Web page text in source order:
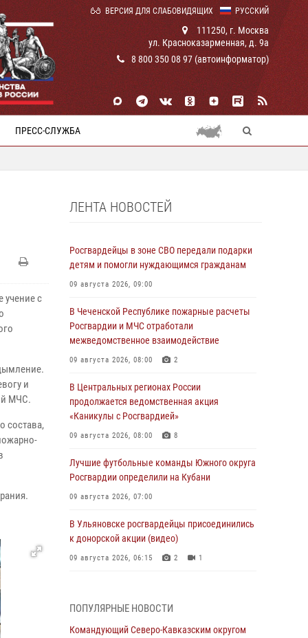
РУССКИЙ
ВЕРСИЯ ДЛЯ СЛАБОВИДЯЩИХ
111250, г. Москва
ул. Красноказарменная, д. 9а
8 800 350 08 97 (автоинформатор)
ПРЕСС-СЛУЖБА
учение с
и
МЧС.
состава,
ЛЕНТА НОВОСТЕЙ
Росгвардейцы в зоне СВО передали подарки
детям и помогли нуждающимся гражданам
09 августа 2026, 09:00
В Чеченской Республике пожарные расчеты
Росгвардии и МЧС отработали
межведомственное взаимодействие
09 августа 2026, 08:00 2
В Центральных регионах России
продолжается ведомственная акция
«Каникулы с Росгвардией»
09 августа 2026, 08:00 8
Лучшие футбольные команды Южного округа
Росгвардии определили на Кубани
09 августа 2026, 07:00
В Ульяновске росгвардейцы присоединились
к донорской акции (видео)
09 августа 2026, 06:15 2 1
ПОПУЛЯРНЫЕ НОВОСТИ
Командующий Северо-Кавказским округом